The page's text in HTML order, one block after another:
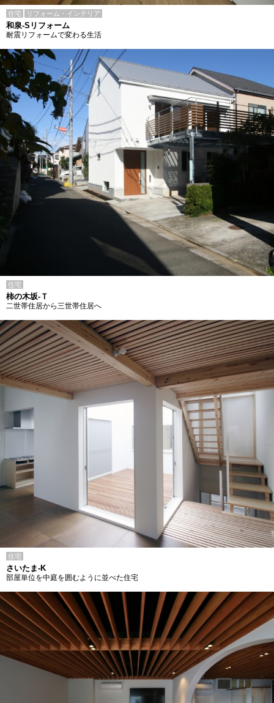
住宅 リフォーム・インテリア
和泉-Sリフォーム
耐震リフォームで変わる生活
住宅
柿の木坂-Ｔ
二世帯住居から三世帯住居へ
住宅
さいたま-K
部屋単位を中庭を囲むように並べた住宅